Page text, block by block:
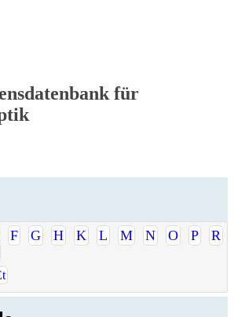
für
F G H K L M N O P
R